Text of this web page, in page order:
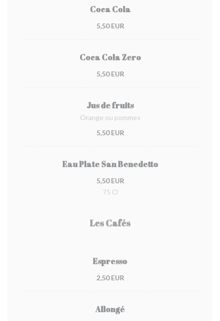
Coca Cola
5,50 EUR
Coca Cola Zero
5,50 EUR
Jus de fruits
Orange ou pommes
5,50 EUR
Eau Plate San Benedetto
5,50 EUR
75 Cl
Les Cafés
Espresso
2,50 EUR
Allongé